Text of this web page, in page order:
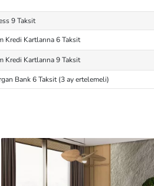
9 Taksit
Kredi Kartlarına 6 Taksit
Kredi Kartlarına 9 Taksit
Bank 6 Taksit (3 ay ertelemeli)